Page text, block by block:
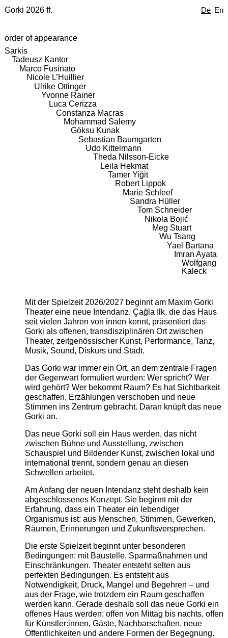
De En
Gorki 2026 ff.
order of appearance
Sarkis
Tadeusz Kantor
Marco Fusinato
Nicole L’Huillier
Ulrike Ottinger
Yvonne Rainer
Luca Cerizza
Constanza Macras
Mohammad Salemy
Göksu Kunak
Sebastian Baumgarten
Udo Kittelmann
Theda Nilsson-Eicke
Leila Hekmat
Tamer Yiğit
Robert Lippok
Marie Schleef
Sandra Hüller
Tom Schneider
Nikola Bojić
Meg Stuart
Wu Tsang
Yael Bartana
Imran Ayata
Wolfgang
Kaleck
Mit der Spielzeit 2026/2027 beginnt am Maxim Gorki
Theater eine neue Intendanz. Çağla Ilk, die das Haus
seit vielen Jahren von innen kennt, präsentiert das
Gorki als offenen, transdisziplinären Ort zwischen
Theater, zeitgenössischer Kunst, Performance, Tanz,
Musik, Sound, Diskurs und Stadt.
Das Gorki war immer ein Ort, an dem zentrale Fragen
der Gegenwart formuliert wurden: Wer spricht? Wer
wird gehört? Wer bekommt Raum? Es hat Sichtbarkeit
geschaffen, Erzählungen verschoben und neue
Stimmen ins Zentrum gebracht. Daran knüpft das neue
Gorki an.
Das neue Gorki soll ein Haus werden, das nicht
zwischen Bühne und Ausstellung, zwischen
Schauspiel und Bildender Kunst, zwischen lokal und
international trennt, sondern genau an diesen
Schwellen arbeitet.
Am Anfang der neuen Intendanz steht deshalb kein
abgeschlossenes Konzept. Sie beginnt mit der
Erfahrung, dass ein Theater ein lebendiger
Organismus ist: aus Menschen, Stimmen, Gewerken,
Räumen, Erinnerungen und Zukunftsversprechen.
Die erste Spielzeit beginnt unter besonderen
Bedingungen: mit Baustelle, Sparmaßnahmen und
Einschränkungen. Theater entsteht selten aus
perfekten Bedingungen. Es entsteht aus
Notwendigkeit, Druck, Mangel und Begehren – und
aus der Frage, wie trotzdem ein Raum geschaffen
werden kann. Gerade deshalb soll das neue Gorki ein
offenes Haus werden: offen von Mittag bis nachts, offen
für Künstler:innen, Gäste, Nachbarschaften, neue
Öffentlichkeiten und andere Formen der Begegnung.